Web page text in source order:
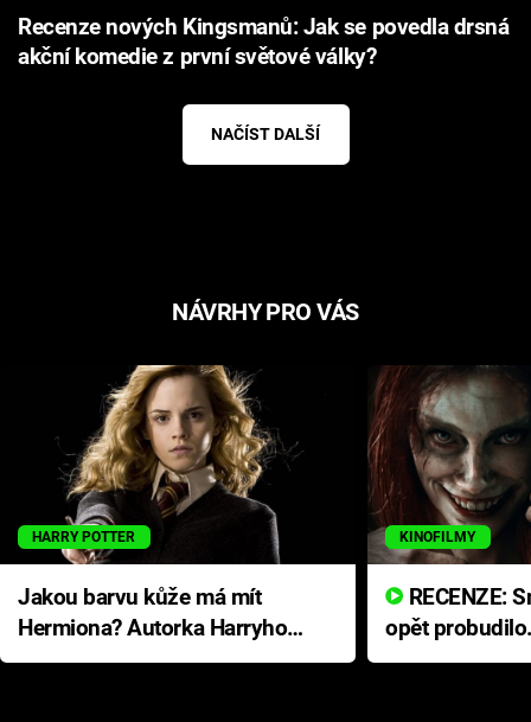
Recenze nových Kingsmanů: Jak se povedla drsná
akční komedie z první světové války?
NAČÍST DALŠÍ
NÁVRHY PRO VÁS
HARRY POTTER
Jakou barvu kůže má mít
Hermiona? Autorka Harryho
Pottera přišla s ráznou
KINOFILMY
opět
přichází s